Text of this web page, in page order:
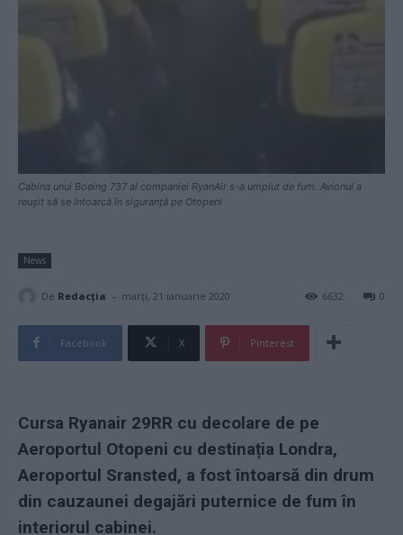
Cabina unui Boeing 737 al companiei RyanAir s-a umplut de fum. Avionul a
reușit să se întoarcă în siguranță pe Otopeni
News
De Redacţia - marți, 21 ianuarie 2020 0
6632
Facebook X Pinterest
Cursa Ryanair 29RR cu decolare de pe
Aeroportul Otopeni cu destinația Londra,
Aeroportul Sransted, a fost întoarsă din drum
din cauzaunei degajări puternice de fum în
interiorul cabinei.